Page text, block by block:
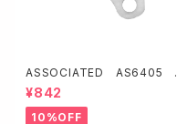
ASSOCIATED AS6405
ェルトダストシール【RC10】
¥842
10%OFF